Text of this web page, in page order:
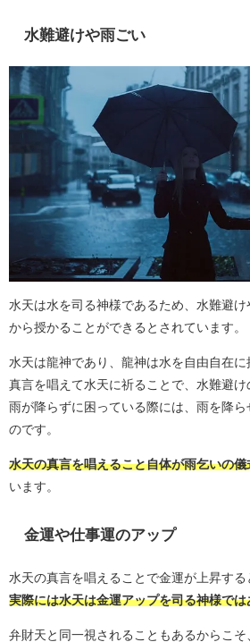
水難避けや雨ごい
水天は水を司る神様であるため、水難避
から授かることができるとされています。
水天は龍神であり、龍神は水を自由自在に
真言を唱えて水天に祈ることで、水難避
雨が降らずに困っている際には、雨を降
のです。
水天の真言を唱えること自体が雨乞いの儀
います。
金運や仕事運のアップ
水天の真言を唱えることで金運が上昇する
実際には水天は金運アップを司る神様では
弁財天と同一視されることもあるからこ